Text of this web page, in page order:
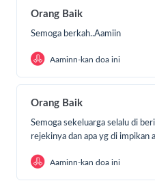
Mari... ambil peluang amal
insyaAllah akan senantiasa
santri Penghafal Al-Qur’an
“Barangsiapa yang
seorang mukmin hingga
rasa lapar, maka Allah
dalam salah satu pintu
olehorang lain.” (HR.
Mari cari berkah dari santri
Orang Baik
Semoga berkah..Aamiin
Aaminn-kan doa ini
Orang Baik
Semoga sekeluarga selalu di
rejekinya dan apa yg di impikan
Aaminn-kan doa ini